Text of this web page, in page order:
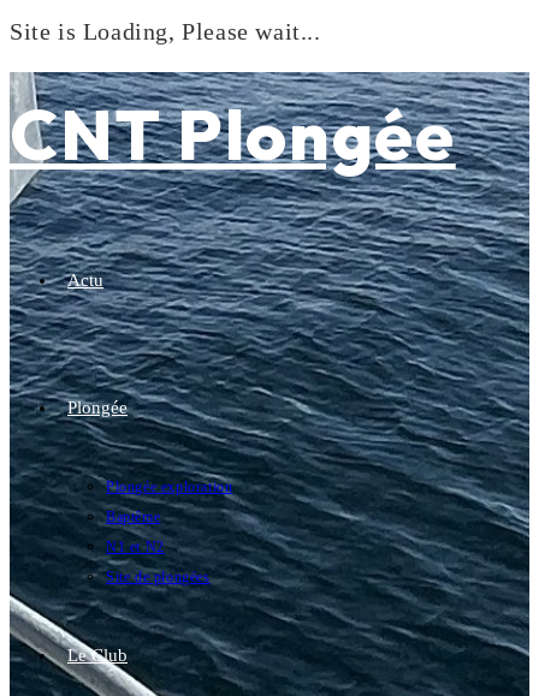
Site is Loading, Please wait...
to
content
CNT Plongée
Actu
Plongée
Plongée exploration
Baptême
N1 et N2
Site de plongées
Le Club